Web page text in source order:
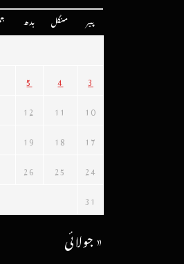
پیر منگل بدھ
3
4
5
10
11
12
17
18
19
24
25
26
31
« جولائی